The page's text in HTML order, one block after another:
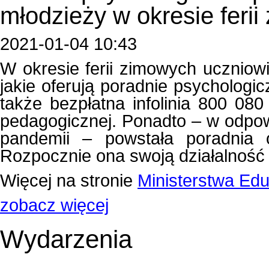
młodzieży w okresie
2021-01-04 10:43
W okresie ferii zimowych
jakie oferują poradnie
także bezpłatna infolinia 800
pedagogicznej. Ponadto – w
pandemii – powstała
Rozpocznie ona swoją
Więcej na stronie Ministerstwa
zobacz więcej
Wydarzenia